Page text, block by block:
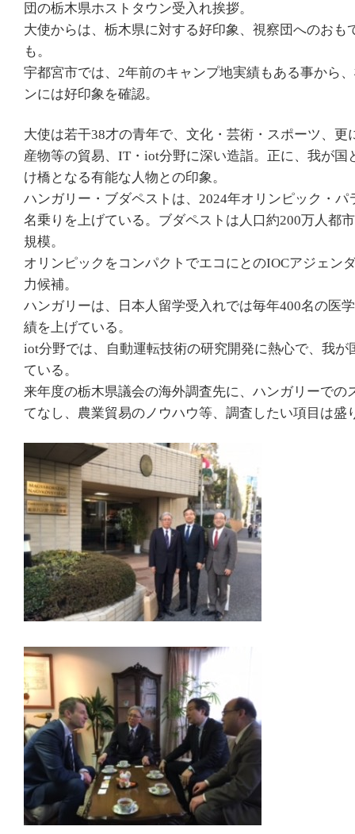
団の栃木県ホストタウン受入れ挨拶。
大使からは、栃木県に対する好印象、視察団へのおも
も。
宇都宮市では、2年前のキャンプ地実績もある事から
ンには好印象を確認。
大使は若干38才の青年で、文化・芸術・スポーツ、更
産物等の貿易、IT・iot分野に深い造詣。正に、我が国
け橋となる有能な人物との印象。
ハンガリー・ブダペストは、2024年オリンピック・パ
名乗りを上げている。ブダペストは人口約200万人都
規模。
オリンピックをコンパクトでエコにとのIOCアジェン
力候補。
ハンガリーは、日本人留学受入れでは毎年400名の医
績を上げている。
iot分野では、自動運転技術の研究開発に熱心で、我が
ている。
来年度の栃木県議会の海外調査先に、ハンガリーでの
てなし、農業貿易のノウハウ等、調査したい項目は盛